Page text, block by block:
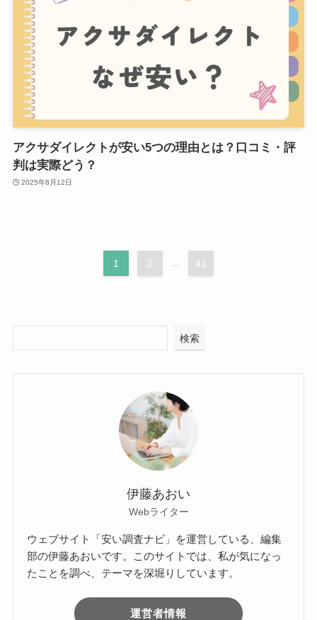
アクサダイレクトが安い5つの理由とは？口コミ・評
判は実際どう？
2025年8月12日
1 2 41
検索
伊藤あおい
Webライター
ウェブサイト「安い調査ナビ」を運営している、編集
部の伊藤あおいです。このサイトでは、私が気になっ
たことを調べ、テーマを深堀りしています。
運営者情報